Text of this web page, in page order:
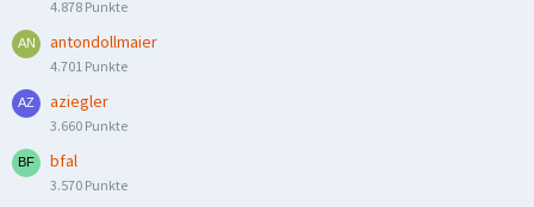
4.878 Punkte
antondollmaier
4.701 Punkte
aziegler
3.660 Punkte
bfal
3.570 Punkte